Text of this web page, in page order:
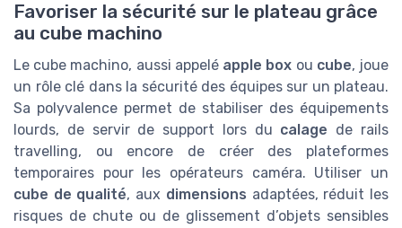
Favoriser la sécurité sur le plateau grâce
au cube machino
Le cube machino, aussi appelé apple box ou cube, joue
un rôle clé dans la sécurité des équipes sur un plateau.
Sa polyvalence permet de stabiliser des équipements
lourds, de servir de support lors du calage de rails
travelling, ou encore de créer des plateformes
temporaires pour les opérateurs caméra. Utiliser un
cube de qualité, aux dimensions adaptées, réduit les
risques de chute ou de glissement d’objets sensibles